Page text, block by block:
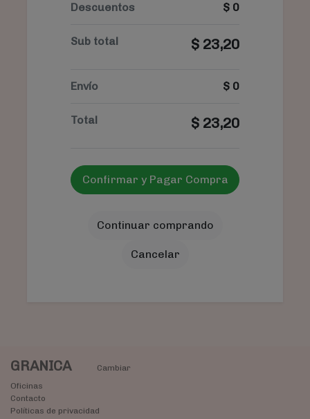
Descuentos $ 0
Sub total $ 23,20
Envío $ 0
Total $ 23,20
Confirmar y Pagar Compra
Continuar comprando
Cancelar
GRANICA
Cambiar
Oficinas
Contacto
Políticas de privacidad